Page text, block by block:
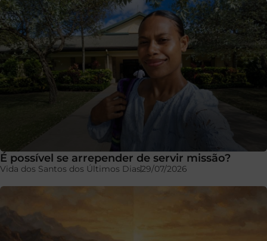
É possível se arrepender de servir missão?
Vida dos Santos dos Últimos Dias29/07/2026